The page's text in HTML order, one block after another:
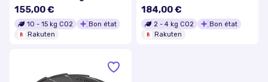
Aluminium 5 marches
Haut. accès Maxi 2,88 m -
ALU PLUS 655
155,00 €
10 - 15 kg CO2
Bon état
Rakuten
GR 300 GROOM
184,00 €
2 - 4 kg CO2
Bon état
Rakuten